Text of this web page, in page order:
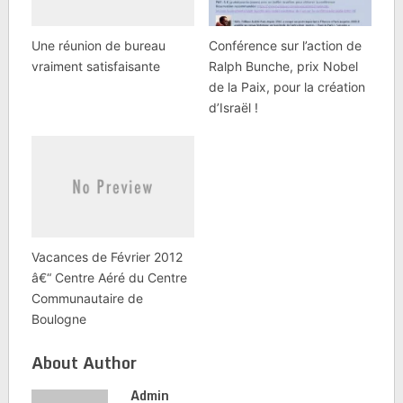
Une réunion de bureau
vraiment satisfaisante
Conférence sur l’action de
Ralph Bunche, prix Nobel
de la Paix, pour la création
d’Israël !
Vacances de Février 2012
â€“ Centre Aéré du Centre
Communautaire de
Boulogne
About Author
Admin